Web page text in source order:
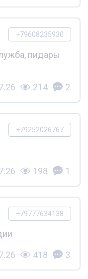
+79608235930
пидары
214 2
+79252026767
198 1
+79777634138
418 3